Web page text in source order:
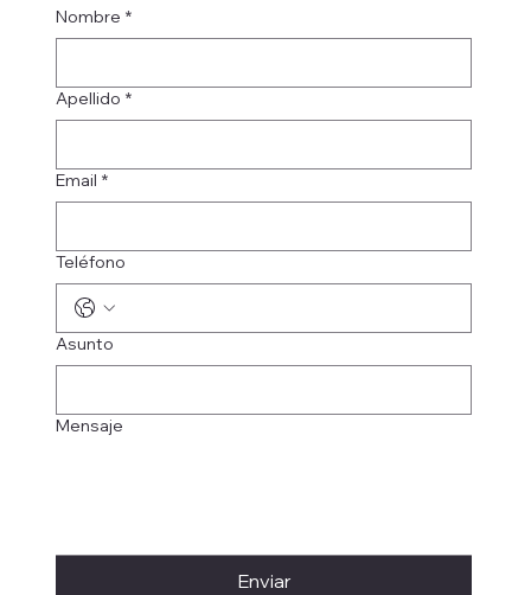
Nombre *
Apellido *
Email *
Teléfono
Asunto
Mensaje
Enviar